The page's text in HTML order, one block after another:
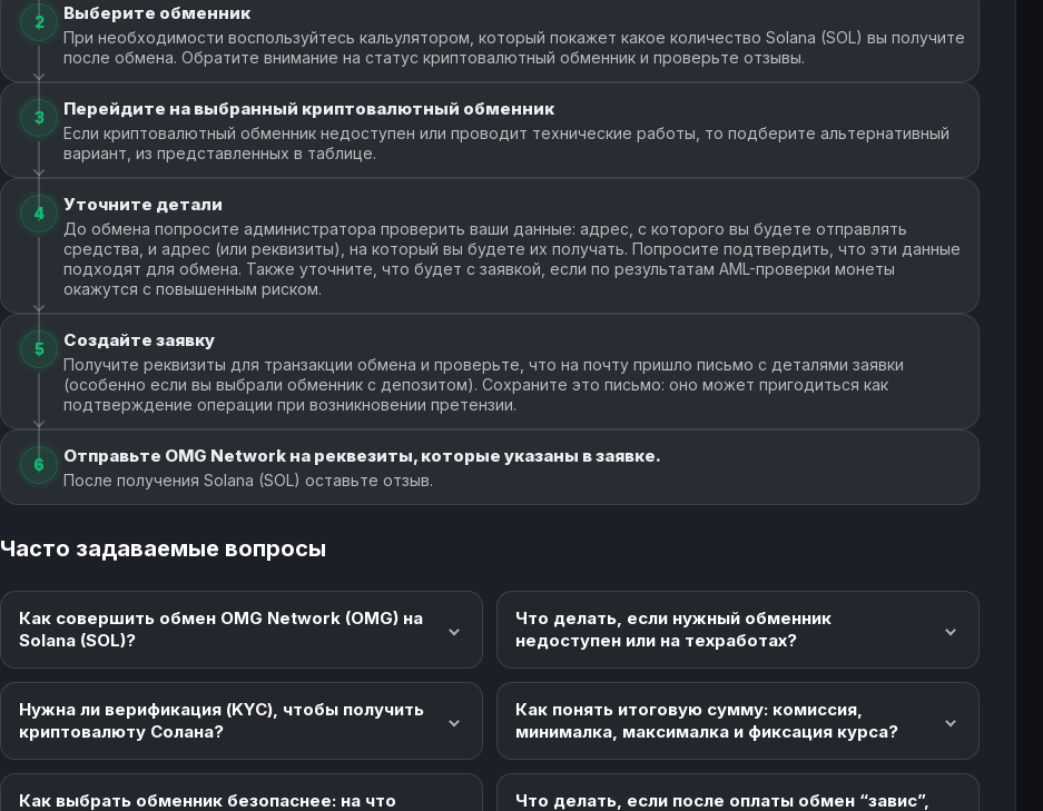
2 Выберите обменник
При необходимости воспользуйтесь кальулятором, который покажет какое количество Solana (SOL) вы получите
после обмена. Обратите внимание на статус криптовалютный обменник и проверьте отзывы.
3 Перейдите на выбранный криптовалютный обменник
Если криптовалютный обменник недоступен или проводит технические работы, то подберите альтернативный
вариант, из представленных в таблице.
4 Уточните детали
До обмена попросите администратора проверить ваши данные: адрес, с которого вы будете отправлять
средства, и адрес (или реквизиты), на который вы будете их получать. Попросите подтвердить, что эти данные
подходят для обмена. Также уточните, что будет с заявкой, если по результатам AML-проверки монеты
окажутся с повышенным риском.
5 Создайте заявку
Получите реквизиты для транзакции обмена и проверьте, что на почту пришло письмо с деталями заявки
(особенно если вы выбрали обменник с депозитом). Сохраните это письмо: оно может пригодиться как
подтверждение операции при возникновении претензии.
6 Отправьте OMG Network на реквезиты, которые указаны в заявке.
После получения Solana (SOL) оставьте отзыв.
Часто задаваемые вопросы
Как совершить обмен OMG Network (OMG) на
Solana (SOL)?
Что делать, если нужный обменник
недоступен или на техработах?
Нужна ли верификация (KYC), чтобы получить
криптовалюту Солана?
Как понять итоговую сумму: комиссия,
минималка, максималка и фиксация курса?
Как выбрать обменник безопаснее: на что Что делать, если после оплаты обмен “завис”,